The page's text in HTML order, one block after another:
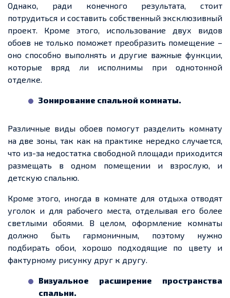
Однако, ради конечного результата, стоит
потрудиться и составить собственный эксклюзивный
проект. Кроме этого, использование двух видов
обоев не только поможет преобразить помещение –
оно способно выполнять и другие важные функции,
которые вряд ли исполнимы при однотонной
отделке.
Зонирование спальной комнаты.
Различные виды обоев помогут разделить комнату
на две зоны, так как на практике нередко случается,
что из-за недостатка свободной площади приходится
размещать в одном помещении и взрослую, и
детскую спальню.
Кроме этого, иногда в комнате для отдыха отводят
уголок и для рабочего места, отделывая его более
светлыми обоями. В целом, оформление комнаты
должно быть гармоничным, поэтому нужно
подбирать обои, хорошо подходящие по цвету и
фактурному рисунку друг к другу.
Визуальное расширение пространства
спальни.